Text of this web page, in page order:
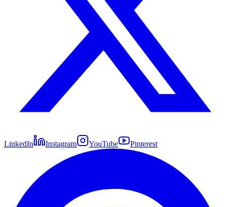
LinkedIn Instagram YouTube Pinterest